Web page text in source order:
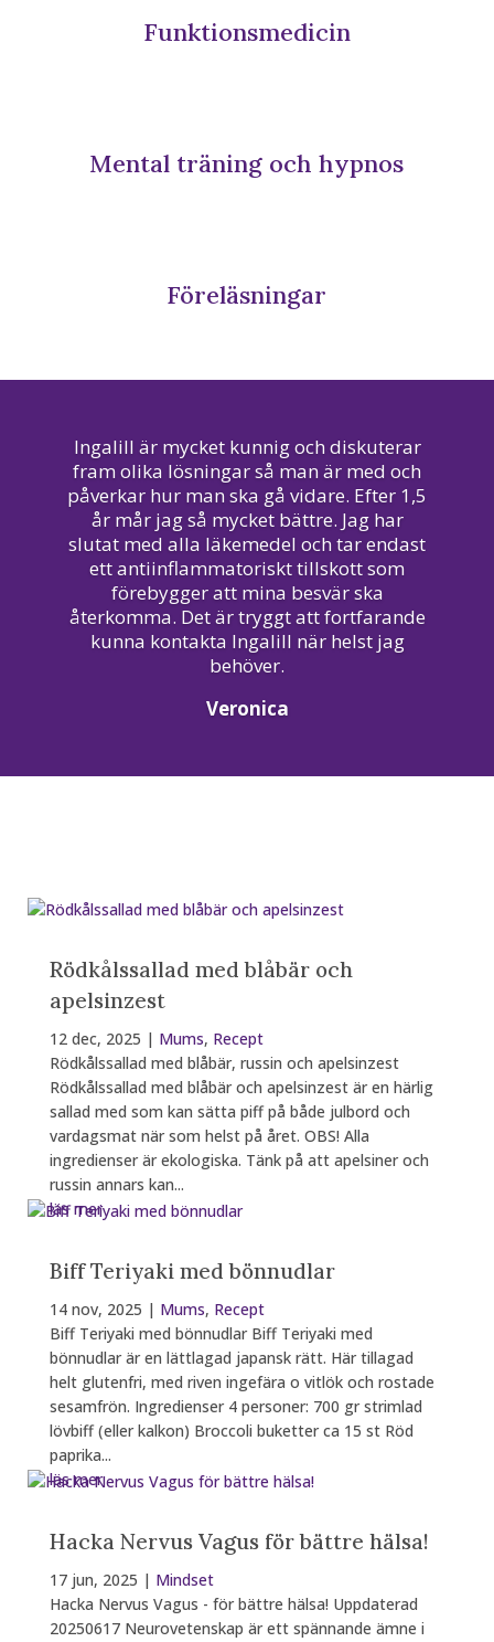
Funktionsmedicin
Mental träning och hypnos
Föreläsningar
Ingalill är mycket kunnig och diskuterar
fram olika lösningar så man är med och
påverkar hur man ska gå vidare. Efter 1,5
år mår jag så mycket bättre. Jag har
slutat med alla läkemedel och tar endast
ett antiinflammatoriskt tillskott som
förebygger att mina besvär ska
återkomma. Det är tryggt att fortfarande
kunna kontakta Ingalill när helst jag
behöver.
Veronica
Rödkålssallad med blåbär och
apelsinzest
12 dec, 2025 | Mums, Recept
Rödkålssallad med blåbär, russin och apelsinzest
Rödkålssallad med blåbär och apelsinzest är en härlig
sallad med som kan sätta piff på både julbord och
vardagsmat när som helst på året. OBS! Alla
ingredienser är ekologiska. Tänk på att apelsiner och
russin annars kan...
läs mer
Biff Teriyaki med bönnudlar
14 nov, 2025 | Mums, Recept
Biff Teriyaki med bönnudlar Biff Teriyaki med
bönnudlar är en lättlagad japansk rätt. Här tillagad
helt glutenfri, med riven ingefära o vitlök och rostade
sesamfrön. Ingredienser 4 personer: 700 gr strimlad
lövbiff (eller kalkon) Broccoli buketter ca 15 st Röd
paprika...
läs mer
Hacka Nervus Vagus för bättre hälsa!
17 jun, 2025 | Mindset
Hacka Nervus Vagus - för bättre hälsa! Uppdaterad
20250617 Neurovetenskap är ett spännande ämne i